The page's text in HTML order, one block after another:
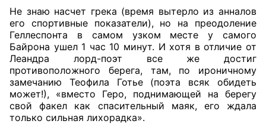
Не знаю насчет грека (время вытерло из анналов
его спортивные показатели), но на преодоление
Геллеспонта в самом узком месте у самого
Байрона ушел 1 час 10 минут. И хотя в отличие от
Леандра лорд-поэт все же достиг
противоположного берега, там, по ироничному
замечанию Теофила Готье (поэта всяк обидеть
может!), «вместо Геро, поднимающей на берегу
свой факел как спасительный маяк, его ждала
только сильная лихорадка».